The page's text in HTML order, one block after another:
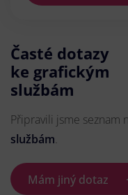
Časté dotazy
ke grafickým
službám
Připravili jsme seznam
službám.
Mám jiný dotaz